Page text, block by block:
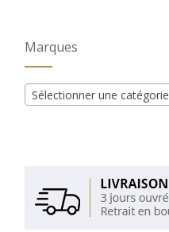
Marques
Sélectionner une catégorie